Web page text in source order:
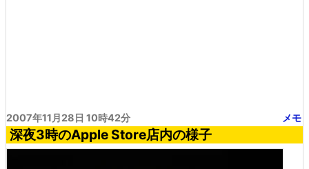
2007年11月28日 10時42分 メモ
深夜3時のApple Store店内の様子